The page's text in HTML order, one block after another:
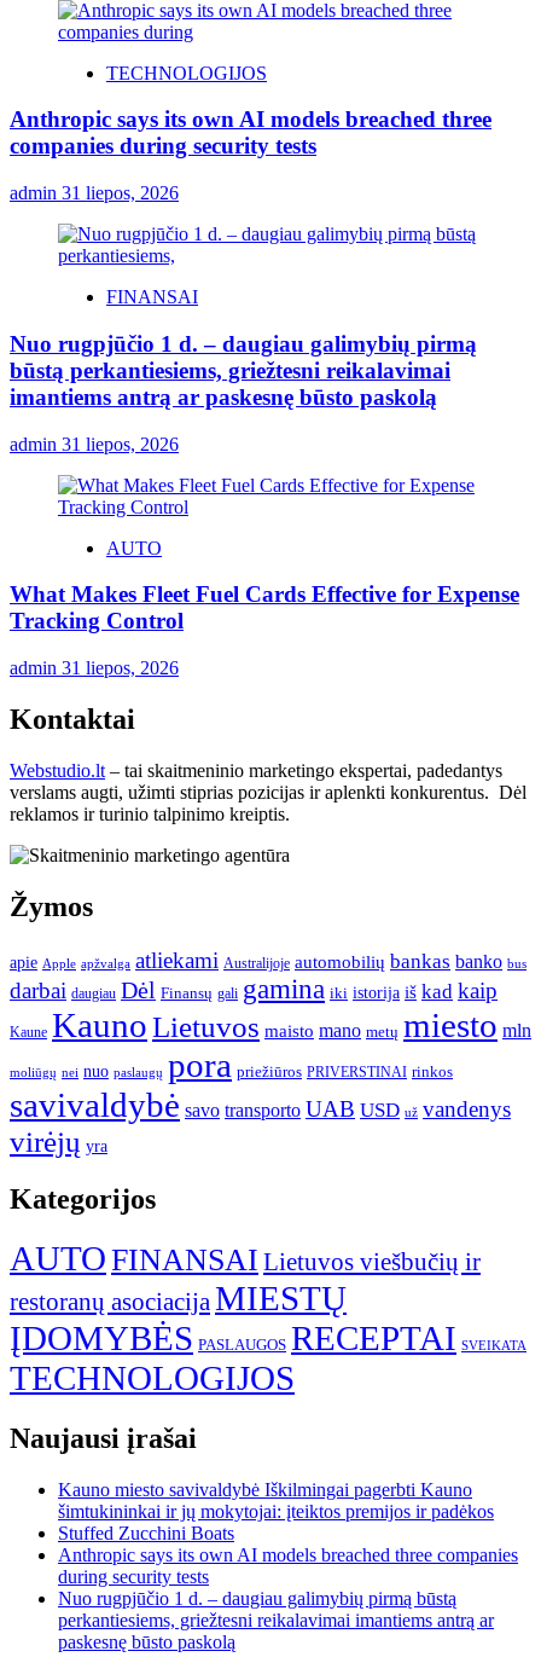
TECHNOLOGIJOS
Anthropic says its own AI models breached three
companies during security tests
admin 31 liepos, 2026
FINANSAI
Nuo rugpjūčio 1 d. – daugiau galimybių pirmą
būstą perkantiesiems, griežtesni reikalavimai
imantiems antrą ar paskesnę būsto paskolą
admin 31 liepos, 2026
AUTO
What Makes Fleet Fuel Cards Effective for Expense
Tracking Control
admin 31 liepos, 2026
Kontaktai
Webstudio.lt – tai skaitmeninio marketingo ekspertai, padedantys
verslams augti, užimti stiprias pozicijas ir aplenkti konkurentus. Dėl
reklamos ir turinio talpinimo kreiptis.
Žymos
apie Apple apžvalga atliekami Australijoje automobilių bankas banko bus
darbai daugiau Dėl Finansų gali gamina iki istorija iš kad kaip
Kaune KaunoLietuvos maisto mano metų miesto mln
moliūgų nei nuo paslaugų pora priežiūros PRIVERSTINAI rinkos
savivaldybė savo transporto UAB USD už vandenys
virėjų yra
Kategorijos
AUTOFINANSAI Lietuvos viešbučių ir
restoranų asociacijaMIESTŲ
ĮDOMYBĖS PASLAUGOS RECEPTAI SVEIKATA
TECHNOLOGIJOS
Naujausi įrašai
Kauno miesto savivaldybė Iškilmingai pagerbti Kauno
šimtukininkai ir jų mokytojai: įteiktos premijos ir padėkos
Stuffed Zucchini Boats
Anthropic says its own AI models breached three companies
during security tests
Nuo rugpjūčio 1 d. – daugiau galimybių pirmą būstą
perkantiesiems, griežtesni reikalavimai imantiems antrą ar
paskesnę būsto paskolą